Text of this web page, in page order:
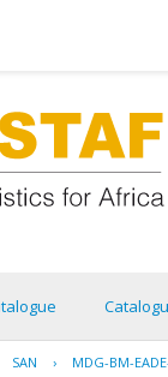
SAN › MDG-BM-